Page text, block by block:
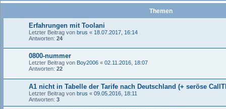
Themen
Erfahrungen mit Toolani
Letzter Beitrag von brus « 18.07.2017, 16:14
Antworten: 24
0800-nummer
Letzter Beitrag von Boy2006 « 02.11.2016, 18:07
Antworten: 22
A1 nicht in Tabelle der Tarife nach Deutschland (+ seröse
Letzter Beitrag von brus « 09.05.2016, 18:11
Antworten: 3